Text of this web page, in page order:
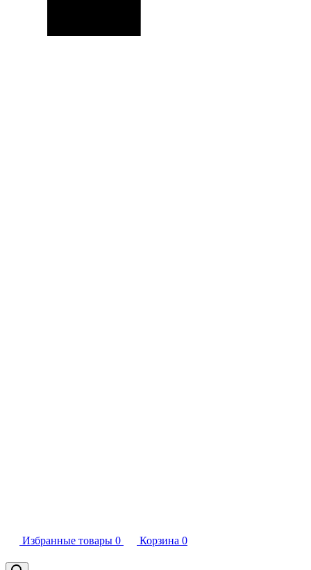
Избранные товары 0 Корзина 0